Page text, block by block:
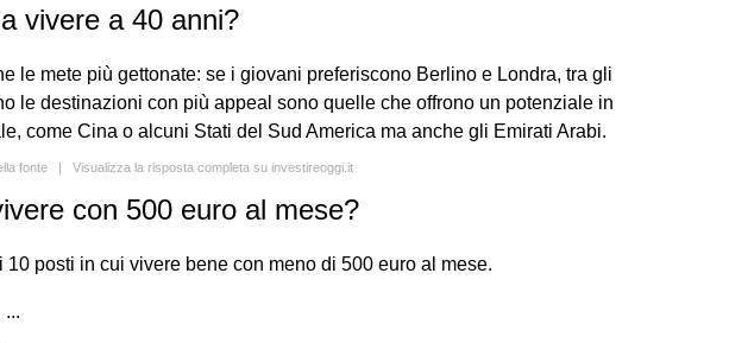
vivere a 40 anni?
le mete più gettonate: se i giovani preferiscono Berlino e Londra, tra gli
le destinazioni con più appeal sono quelle che offrono un potenziale in
come Cina o alcuni Stati del Sud America ma anche gli Emirati Arabi.
fonte | Visualizza la risposta completa su investireoggi.it
con 500 euro al mese?
10 posti in cui vivere bene con meno di 500 euro al mese.
...